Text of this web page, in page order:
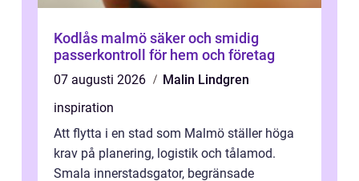
Kodlås malmö säker och smidig
passerkontroll för hem och företag
07 augusti 2026
Malin Lindgren
inspiration
Att flytta i en stad som Malmö ställer höga
krav på planering, logistik och tålamod.
Smala innerstadsgator, begränsade